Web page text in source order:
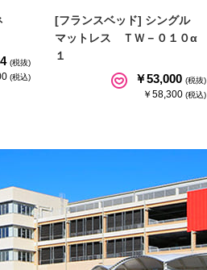
(税抜)
(税込)
[フランスベッド] シングル
マットレス ＴＷ－０１０α
１
￥53,000 (税抜)
￥58,300 (税込)